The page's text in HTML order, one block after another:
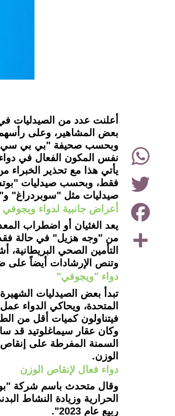
Share
Facebook
Twitter
WhatsApp
instagramأعلنت عدد من الصيدليات
بعض المشاهير، وعلى
وبحسب صحيفة "بي بي سي"
نفس المكون الفعال في
يأتي هذا مع تحذير
فقط، وبحسب صيدليات
صيدليات مثل "سوبردراغ"
أعراض جانبية لدواء ويجوفي
يعد الغثيان أو اضطراب
من "وجه هزيل" في حالة
التأمين الصحي البريطانية،
وتنص الإرشادات أيضاً على
دواء "ويجوفي"
تبدأ بعض الصيدليات
فيتناولون كميات أقل من
وكان عقار سيماغلوتيد قد
السمنة المفرطة على
الوزن.
دواء فعال لإنقاص الوزن
وقال متحدث باسم شركة
ربيع عام 2023".